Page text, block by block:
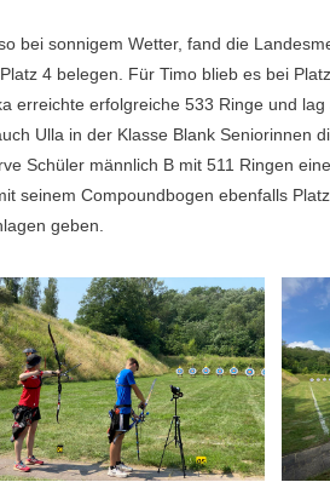
bei sonnigem Wetter, fand die
4 belegen. Für Timo blieb es bei
erreichte erfolgreiche 533 Ringe und
Ulla in der Klasse Blank Seniorinnen
Schüler männlich B mit 511 Ringen
seinem Compoundbogen ebenfalls
geben.